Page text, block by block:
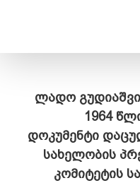
ლადო
1964
დოკუმენტი
სახელობის
კომიტეტის